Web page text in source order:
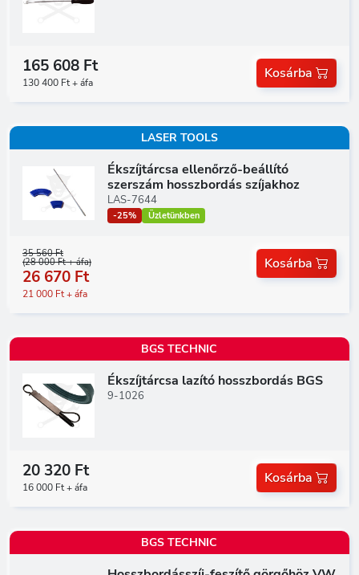
165 608 Ft
130 400 Ft + áfa
Kosárba
LASER TOOLS
Ékszíjtárcsa ellenőrző-beállító
szerszám hosszbordás szíjakhoz
LAS-7644
-25% Üzletünkben
35 560 Ft
(28 000 Ft + áfa)
26 670 Ft
21 000 Ft + áfa
Kosárba
BGS TECHNIC
Ékszíjtárcsa lazító hosszbordás BGS
9-1026
20 320 Ft
16 000 Ft + áfa
Kosárba
BGS TECHNIC